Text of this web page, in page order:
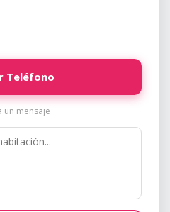
Teléfono
un mensaje